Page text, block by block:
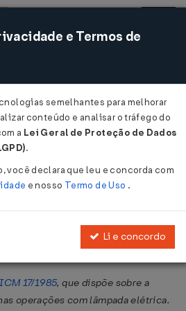
Acessar
ICMS Nº 52 DE
17/1985, que dispõe sobre a
operações com lâmpada elétrica.
e Termos de
semelhantes para melhorar
conteúdo e analisar o tráfego do
a Lei Geral de Proteção de Dados
.
você declara que leu e concorda com
e nosso Termo de Uso .
Li e concordo